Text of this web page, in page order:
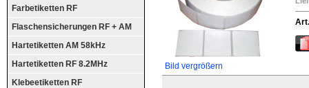
Farbetiketten RF
Flaschensicherungen RF + AM
Hartetiketten AM 58kHz
Hartetiketten RF 8.2MHz
Klebeetiketten RF
Bild vergrößern